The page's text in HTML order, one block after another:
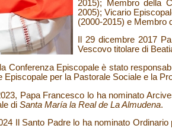
2015); Membro della
2005); Vicario
(2000-2015) e Membro
Il 29 dicembre 2017
Vescovo titolare di
Conferenza Episcopale è stato
Episcopale per la Pastorale Sociale e la
Papa Francesco lo ha nominato
di Santa María la Real de La Almudena.
Il Santo Padre lo ha nominato